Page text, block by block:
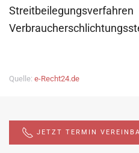
Quelle: e-Recht24.de
JETZT TERMIN